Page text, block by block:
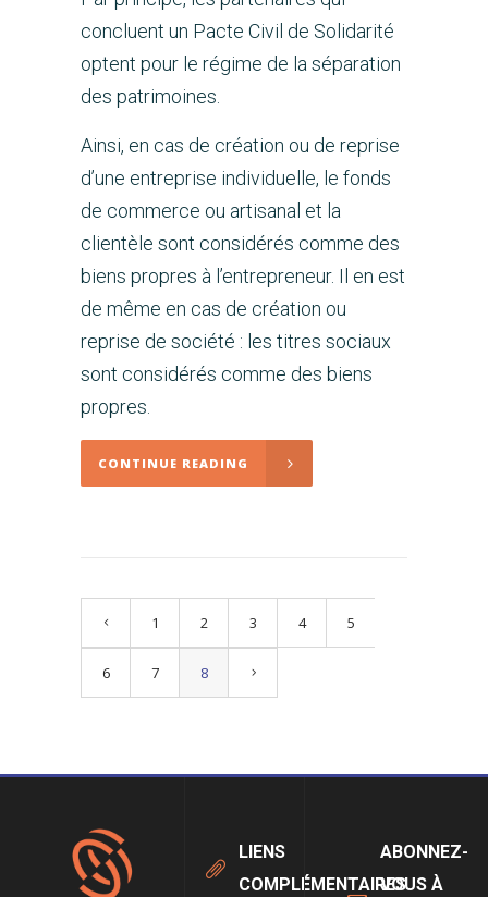
concluent un Pacte Civil de Solidarité
optent pour le régime de la séparation
des patrimoines.
Ainsi, en cas de création ou de reprise
d’une entreprise individuelle, le fonds
de commerce ou artisanal et la
clientèle sont considérés comme des
biens propres à l’entrepreneur. Il en est
de même en cas de création ou
reprise de société : les titres sociaux
sont considérés comme des biens
propres.
CONTINUE READING
1 2 3 4 5
6 7 8
LIENS
COMPLÉMENTAIRES
ABONNEZ-
VOUS À